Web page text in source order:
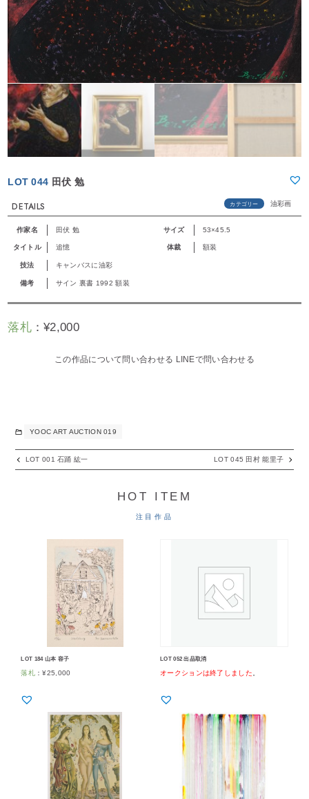
LOT 044 田伏 勉
DETAILS カテゴリー 油彩画
作家名 田伏 勉 サイズ 53×45.5
タイトル 追憶 体裁 額装
技法 キャンバスに油彩
備考 サイン 裏書 1992 額装
落札：¥2,000
この作品について問い合わせる LINEで問い合わせる
YOOC ART AUCTION 019
LOT 001 石踊 紘一 LOT 045 田村 能里子
HOT ITEM
注目作品
LOT 184 山本 容子
落札 ：¥25,000
LOT 052 出品取消
オークションは終了しました